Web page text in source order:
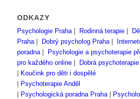
ODKAZY
Psychologie Praha| Rodinná terapie|
Praha| Dobrý psycholog Praha|
poradna| Psychologie a psychoterapie
pro každého online|
Dobrá
Koučink pro děti i dospělé
Psychoterapie Anděl
Psychologická poradna Praha|